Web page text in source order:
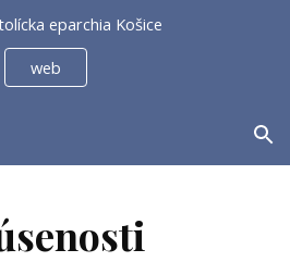
eparchia Košice
web